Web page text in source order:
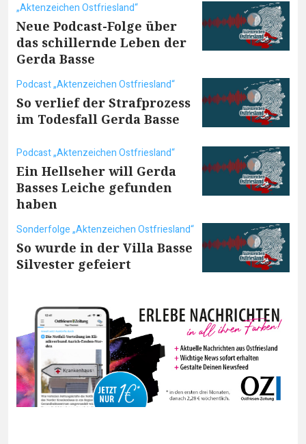
„Aktenzeichen Ostfriesland“
Neue Podcast-Folge über
das schillernde Leben der
Gerda Basse
Podcast „Aktenzeichen Ostfriesland“
So verlief der Strafprozess
im Todesfall Gerda Basse
Podcast „Aktenzeichen Ostfriesland“
Ein Hellseher will Gerda
Basses Leiche gefunden
haben
Sonderfolge „Aktenzeichen Ostfriesland“
So wurde in der Villa Basse
Silvester gefeiert